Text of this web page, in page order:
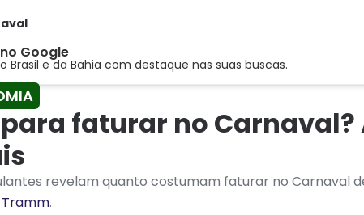
Google
Brasil e da Bahia com destaque nas suas buscas.
faturar no
revelam quanto costumam faturar no Carnaval
.